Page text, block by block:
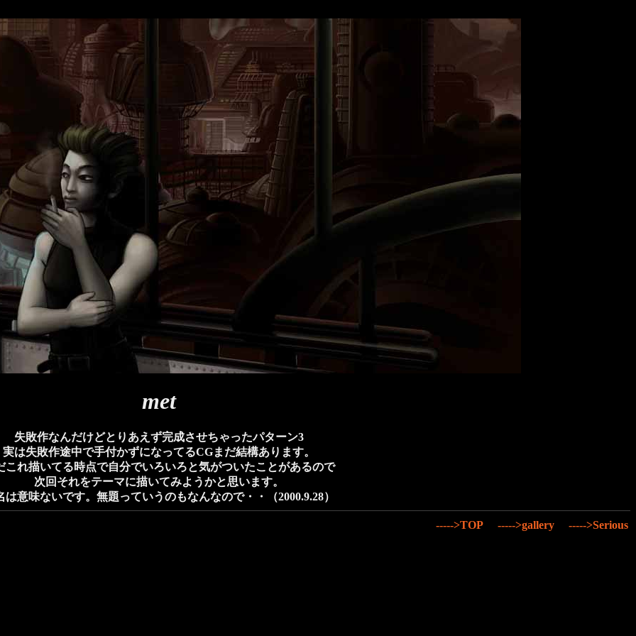
met
失敗作なんだけどとりあえず完成させちゃったパターン3
実は失敗作途中で手付かずになってるCGまだ結構あります。
これ描いてる時点で自分でいろいろと気がついたことがあるので
次回それをテーマに描いてみようかと思います。
は意味ないです。無題っていうのもなんなので・・（2000.9.28）
----->TOP ----->gallery ----->Serious